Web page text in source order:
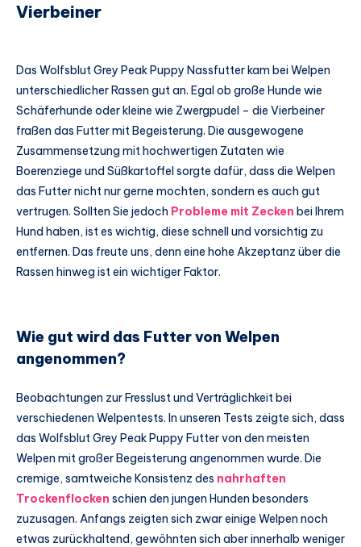
Vierbeiner
Das Wolfsblut Grey Peak Puppy Nassfutter kam bei Welpen
unterschiedlicher Rassen gut an. Egal ob große Hunde wie
Schäferhunde oder kleine wie Zwergpudel – die Vierbeiner
fraßen das Futter mit Begeisterung. Die ausgewogene
Zusammensetzung mit hochwertigen Zutaten wie
Boerenziege und Süßkartoffel sorgte dafür, dass die Welpen
das Futter nicht nur gerne mochten, sondern es auch gut
vertrugen. Sollten Sie jedoch Probleme mit Zecken bei Ihrem
Hund haben, ist es wichtig, diese schnell und vorsichtig zu
entfernen. Das freute uns, denn eine hohe Akzeptanz über die
Rassen hinweg ist ein wichtiger Faktor.
Wie gut wird das Futter von Welpen
angenommen?
Beobachtungen zur Fresslust und Verträglichkeit bei
verschiedenen Welpentests. In unseren Tests zeigte sich, dass
das Wolfsblut Grey Peak Puppy Futter von den meisten
Welpen mit großer Begeisterung angenommen wurde. Die
cremige, samtweiche Konsistenz des nahrhaften
Trockenflocken schien den jungen Hunden besonders
zuzusagen. Anfangs zeigten sich zwar einige Welpen noch
etwas zurückhaltend, gewöhnten sich aber innerhalb weniger